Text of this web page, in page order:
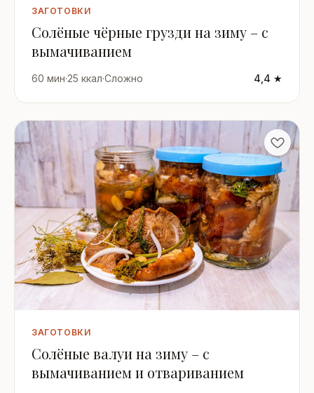
ЗАГОТОВКИ
Солёные чёрные грузди на зиму – с
вымачиванием
60 мин·25 ккал·Сложно 4,4 ★
ЗАГОТОВКИ
Солёные валуи на зиму – с
вымачиванием и отвариванием